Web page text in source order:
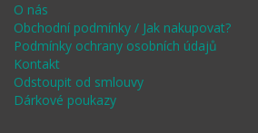
O nás
Obchodní podmínky / Jak nakupovat?
Podmínky ochrany osobních údajů
Kontakt
Odstoupit od smlouvy
Dárkové poukazy